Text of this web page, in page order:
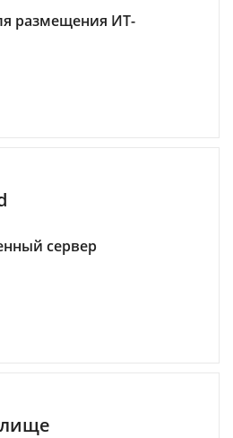
размещения ИТ-
сервер